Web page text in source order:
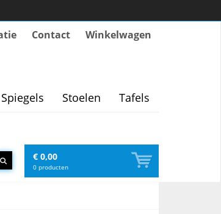
Contact Winkelwagen
Spiegels Stoelen Tafels
€ 0,00
0 producten